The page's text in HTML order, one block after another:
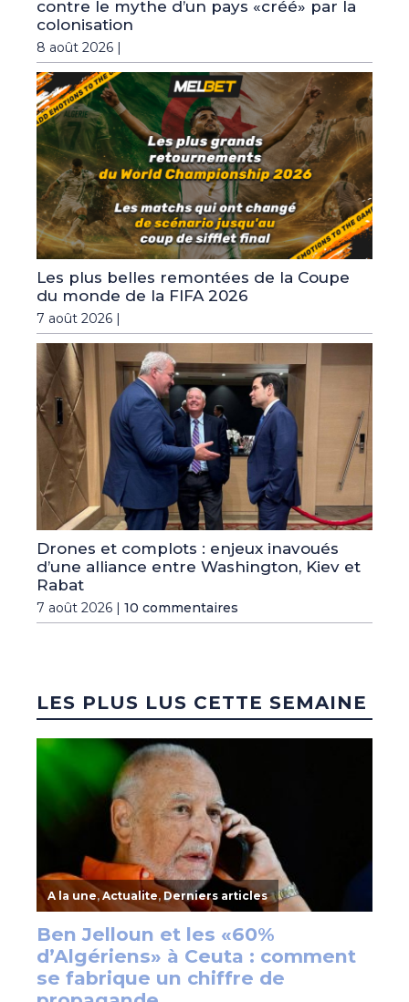
contre le mythe d’un pays «créé» par la
colonisation
8 août 2026 |
Les plus belles remontées de la Coupe
du monde de la FIFA 2026
7 août 2026 |
Drones et complots : enjeux inavoués
d’une alliance entre Washington, Kiev et
Rabat
7 août 2026 | 10 commentaires
LES PLUS LUS CETTE SEMAINE